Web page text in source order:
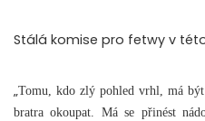
Stálá komise pro fetwy v
„Tomu, kdo zlý pohled vrhl, má být
bratra okoupat. Má se přinést